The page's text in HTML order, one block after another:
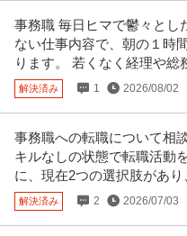
事務職 毎日ヒマで鬱々とし
ない仕事内容で、朝の１時
ります。 若くなく経理や総
解決済み 1 2026/08/02
事務職への転職について相
キルなしの状態で転職活動
に、現在2つの選択肢があ
す。
解決済み 2 2026/07/03